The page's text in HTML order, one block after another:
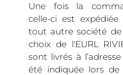
Une fois la
celle-ci est
tout autre société
choix de l'EURL
sont livrés à
été indiquée lors